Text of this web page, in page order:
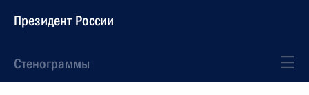
Президент России
Стенограммы